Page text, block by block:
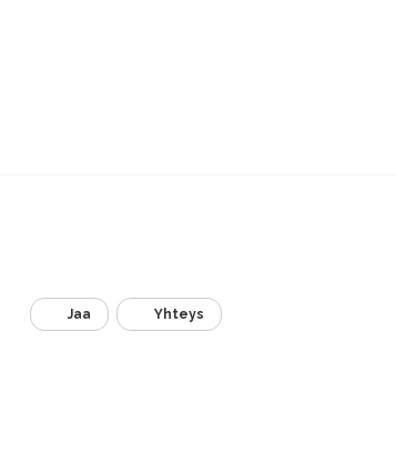
Jaa Yhteys